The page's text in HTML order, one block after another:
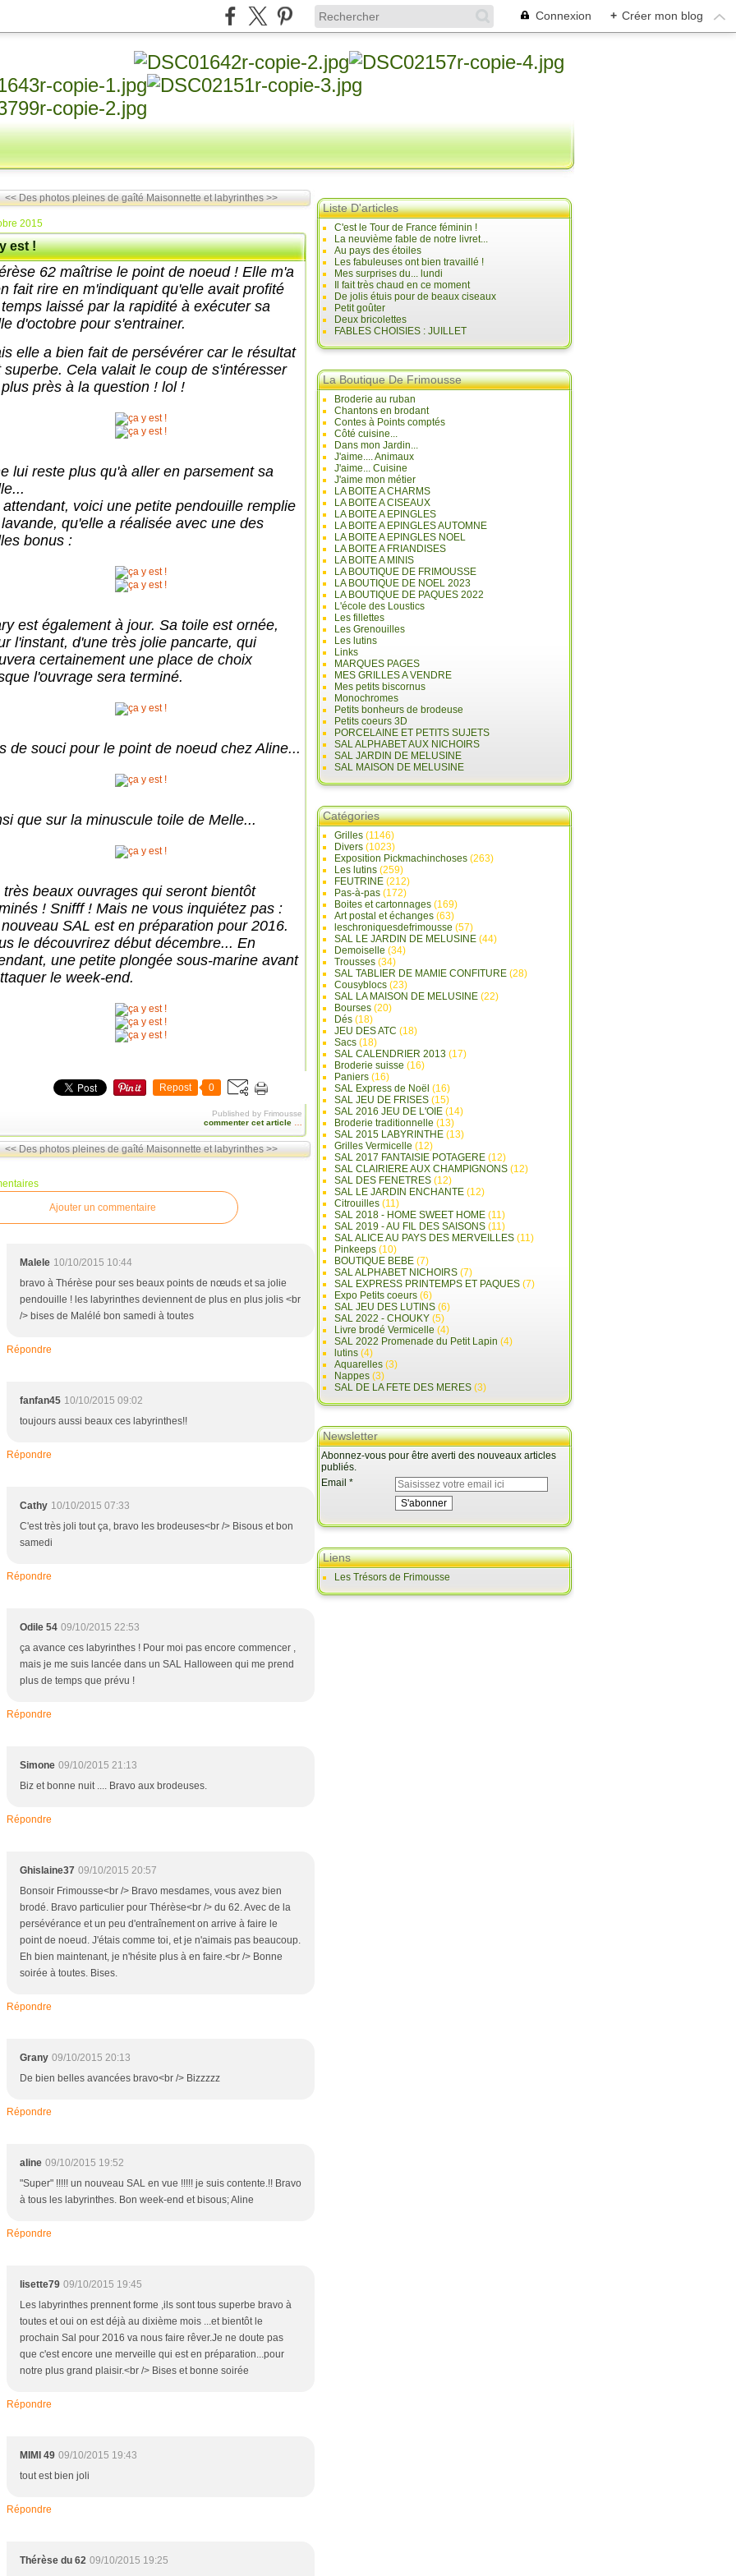
Connexion + Créer mon blog
<< Des photos pleines de gaîté Maisonnette et labyrinthes >>
2015
est !
62 maîtrise le point de noeud ! Elle m'a
fait rire en m'indiquant qu'elle avait profité
laissé par la rapidité à exécuter sa
d'octobre pour s'entrainer.
elle a bien fait de persévérer car le résultat
superbe. Cela valait le coup de s'intéresser
près à la question ! lol !
lui reste plus qu'à aller en parsement sa
attendant, voici une petite pendouille remplie
qu'elle a réalisée avec une des
bonus :
est également à jour. Sa toile est ornée,
l'instant, d'une très jolie pancarte, qui
certainement une place de choix
l'ouvrage sera terminé.
de souci pour le point de noeud chez Aline...
que sur la minuscule toile de Melle...
très beaux ouvrages qui seront bientôt
! Snifff ! Mais ne vous inquiétez pas :
SAL est en préparation pour 2016.
le découvrirez début décembre... En
une petite plongée sous-marine avant
le week-end.
Repost 0
Published by Frimousse
commenter cet article
<< Des photos pleines de gaîté Maisonnette et labyrinthes >>
Ajouter un commentaire
Malele 10/10/2015 10:44
bravo à Thérèse pour ses beaux points de nœuds et sa jolie
pendouille ! les labyrinthes deviennent de plus en plus jolis <br
/> bises de Malélé bon samedi à toutes
Répondre
fanfan45 10/10/2015 09:02
toujours aussi beaux ces labyrinthes!!
Répondre
Cathy 10/10/2015 07:33
C'est très joli tout ça, bravo les brodeuses<br /> Bisous et bon
samedi
Répondre
Odile 54 09/10/2015 22:53
ça avance ces labyrinthes ! Pour moi pas encore commencer ,
mais je me suis lancée dans un SAL Halloween qui me prend
plus de temps que prévu !
Répondre
Simone 09/10/2015 21:13
Biz et bonne nuit .... Bravo aux brodeuses.
Répondre
Ghislaine37 09/10/2015 20:57
Bonsoir Frimousse<br /> Bravo mesdames, vous avez bien
brodé. Bravo particulier pour Thérèse<br /> du 62. Avec de la
persévérance et un peu d'entraînement on arrive à faire le
point de noeud. J'étais comme toi, et je n'aimais pas beaucoup.
Eh bien maintenant, je n'hésite plus à en faire.<br /> Bonne
soirée à toutes. Bises.
Répondre
Grany 09/10/2015 20:13
De bien belles avancées bravo<br /> Bizzzzz
Répondre
aline 09/10/2015 19:52
"Super" !!!!! un nouveau SAL en vue !!!!! je suis contente.!! Bravo
à tous les labyrinthes. Bon week-end et bisous; Aline
Répondre
lisette79 09/10/2015 19:45
Les labyrinthes prennent forme ,ils sont tous superbe bravo à
toutes et oui on est déjà au dixième mois ...et bientôt le
prochain Sal pour 2016 va nous faire rêver.Je ne doute pas
que c'est encore une merveille qui est en préparation...pour
notre plus grand plaisir.<br /> Bises et bonne soirée
Répondre
MIMI 49 09/10/2015 19:43
tout est bien joli
Répondre
Thérèse du 62 09/10/2015 19:25
Liste D'articles
C'est le Tour de France féminin !
La neuvième fable de notre livret...
Au pays des étoiles
Les fabuleuses ont bien travaillé !
Mes surprises du... lundi
Il fait très chaud en ce moment
De jolis étuis pour de beaux ciseaux
Petit goûter
Deux bricolettes
FABLES CHOISIES : JUILLET
La Boutique De Frimousse
Broderie au ruban
Chantons en brodant
Contes à Points comptés
Côté cuisine...
Dans mon Jardin...
J'aime.... Animaux
J'aime... Cuisine
J'aime mon métier
LA BOITE A CHARMS
LA BOITE A CISEAUX
LA BOITE A EPINGLES
LA BOITE A EPINGLES AUTOMNE
LA BOITE A EPINGLES NOEL
LA BOITE A FRIANDISES
LA BOITE A MINIS
LA BOUTIQUE DE FRIMOUSSE
LA BOUTIQUE DE NOEL 2023
LA BOUTIQUE DE PAQUES 2022
L'école des Loustics
Les fillettes
Les Grenouilles
Les lutins
Links
MARQUES PAGES
MES GRILLES A VENDRE
Mes petits biscornus
Monochromes
Petits bonheurs de brodeuse
Petits coeurs 3D
PORCELAINE ET PETITS SUJETS
SAL ALPHABET AUX NICHOIRS
SAL JARDIN DE MELUSINE
SAL MAISON DE MELUSINE
Catégories
Grilles (1146)
Divers (1023)
Exposition Pickmachinchoses (263)
Les lutins (259)
FEUTRINE (212)
Pas-à-pas (172)
Boites et cartonnages (169)
Art postal et échanges (63)
leschroniquesdefrimousse (57)
SAL LE JARDIN DE MELUSINE (44)
Demoiselle (34)
Trousses (34)
SAL TABLIER DE MAMIE CONFITURE (28)
Cousyblocs (23)
SAL LA MAISON DE MELUSINE (22)
Bourses (20)
Dés (18)
JEU DES ATC (18)
Sacs (18)
SAL CALENDRIER 2013 (17)
Broderie suisse (16)
Paniers (16)
SAL Express de Noël (16)
SAL JEU DE FRISES (15)
SAL 2016 JEU DE L'OIE (14)
Broderie traditionnelle (13)
SAL 2015 LABYRINTHE (13)
Grilles Vermicelle (12)
SAL 2017 FANTAISIE POTAGERE (12)
SAL CLAIRIERE AUX CHAMPIGNONS (12)
SAL DES FENETRES (12)
SAL LE JARDIN ENCHANTE (12)
Citrouilles (11)
SAL 2018 - HOME SWEET HOME (11)
SAL 2019 - AU FIL DES SAISONS (11)
SAL ALICE AU PAYS DES MERVEILLES (11)
Pinkeeps (10)
BOUTIQUE BEBE (7)
SAL ALPHABET NICHOIRS (7)
SAL EXPRESS PRINTEMPS ET PAQUES (7)
Expo Petits coeurs (6)
SAL JEU DES LUTINS (6)
SAL 2022 - CHOUKY (5)
Livre brodé Vermicelle (4)
SAL 2022 Promenade du Petit Lapin (4)
lutins (4)
Aquarelles (3)
Nappes (3)
SAL DE LA FETE DES MERES (3)
Newsletter
Abonnez-vous pour être averti des nouveaux articles
publiés.
Email
Liens
Les Trésors de Frimousse